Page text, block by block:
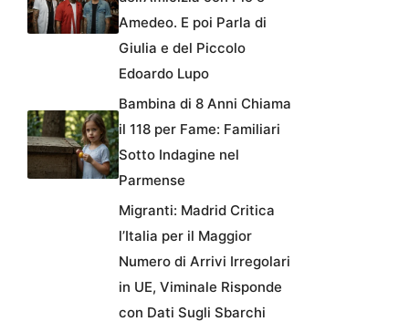
Amedeo. E poi Parla di
Giulia e del Piccolo
Edoardo Lupo
Bambina di 8 Anni Chiama
il 118 per Fame: Familiari
Sotto Indagine nel
Parmense
Migranti: Madrid Critica
l’Italia per il Maggior
Numero di Arrivi Irregolari
in UE, Viminale Risponde
con Dati Sugli Sbarchi